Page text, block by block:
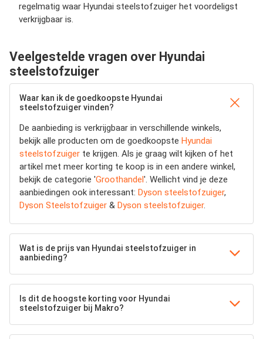
regelmatig waar Hyundai steelstofzuiger het voordeligst
verkrijgbaar is.
Veelgestelde vragen over Hyundai
steelstofzuiger
Waar kan ik de goedkoopste Hyundai
steelstofzuiger vinden?
De aanbieding is verkrijgbaar in verschillende winkels,
bekijk alle producten om de goedkoopste Hyundai
steelstofzuiger te krijgen. Als je graag wilt kijken of het
artikel met meer korting te koop is in een andere winkel,
bekijk de categorie 'Groothandel'. Wellicht vind je deze
aanbiedingen ook interessant: Dyson steelstofzuiger,
Dyson Steelstofzuiger & Dyson steelstofzuiger.
Wat is de prijs van Hyundai steelstofzuiger in
aanbieding?
Is dit de hoogste korting voor Hyundai
steelstofzuiger bij Makro?